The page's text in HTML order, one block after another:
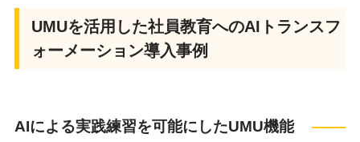
UMUを活用した社員教育へのAIトランスフ
ォーメーション導入事例
AIによる実践練習を可能にしたUMU機能